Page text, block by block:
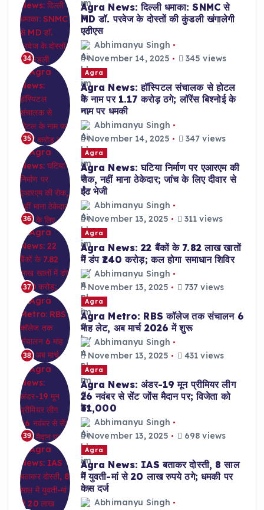
34
Agra News: दिल्ली धमाका: SNMC से
MD डॉ. परवेज के दोस्तों की कुंडली खंगालेगी
एटीएस
Abhimanyu Singh
November 14, 2025
345 views
35
Agra
Agra News: हॉस्पिटल संचालक से होटल
के नाम पर 1.17 करोड़ ठगे; लॉरेंस बिश्नोई के
नाम पर धमकी
Abhimanyu Singh
November 14, 2025
347 views
36
Agra
Agra News: घटिया निर्माण पर एआरएम की
रोक, नहीं माना ठेकेदार; जांच के लिए दीवार से
ईंट भेजी
Abhimanyu Singh
November 13, 2025
311 views
37
Agra
Agra News: 22 बैंकों के 7.82 लाख खातों
में डंप ₹240 करोड़; कल होगा समाधान शिविर
Abhimanyu Singh
November 13, 2025
737 views
38
Agra
Agra Metro: RBS कॉलेज तक संचालन 6
माह लेट, अब मार्च 2026 में शुरू
Abhimanyu Singh
November 13, 2025
431 views
39
Agra
Agra News: अंडर-19 मून प्रीमियर लीग
26 नवंबर से सेंट जोंस मैदान पर; विजेता को
₹31,000
Abhimanyu Singh
November 13, 2025
698 views
Agra
Agra News: IAS बताकर दोस्ती, 8 साल
में युवती-मां से 20 लाख रुपये ठगे; धमकी पर
केस दर्ज
Abhimanyu Singh